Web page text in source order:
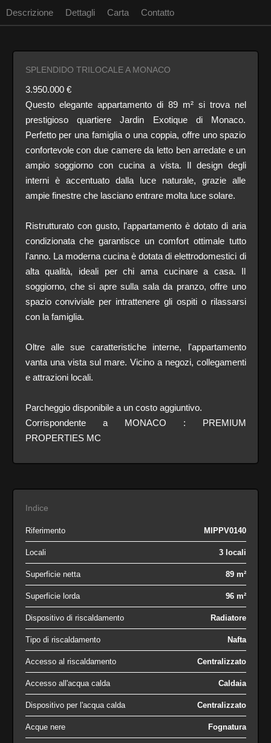
Descrizione Dettagli Carta Contatto
SPLENDIDO TRILOCALE A MONACO
3.950.000 €
Questo elegante appartamento di 89 m² si trova nel
prestigioso quartiere Jardin Exotique di Monaco.
Perfetto per una famiglia o una coppia, offre uno spazio
confortevole con due camere da letto ben arredate e un
ampio soggiorno con cucina a vista. Il design degli
interni è accentuato dalla luce naturale, grazie alle
ampie finestre che lasciano entrare molta luce solare.
Ristrutturato con gusto, l'appartamento è dotato di aria
condizionata che garantisce un comfort ottimale tutto
l'anno. La moderna cucina è dotata di elettrodomestici di
alta qualità, ideali per chi ama cucinare a casa. Il
soggiorno, che si apre sulla sala da pranzo, offre uno
spazio conviviale per intrattenere gli ospiti o rilassarsi
con la famiglia.
Oltre alle sue caratteristiche interne, l'appartamento
vanta una vista sul mare. Vicino a negozi, collegamenti
e attrazioni locali.
Parcheggio disponibile a un costo aggiuntivo.
Corrispondente a MONACO : PREMIUM
PROPERTIES MC
Indice
Riferimento MIPPV0140
Locali 3 locali
Superficie netta 89 m²
Superficie lorda 96 m²
Dispositivo di riscaldamento Radiatore
Tipo di riscaldamento Nafta
Accesso al riscaldamento Centralizzato
Accesso all'acqua calda Caldaia
Dispositivo per l'acqua calda Centralizzato
Acque nere Fognatura